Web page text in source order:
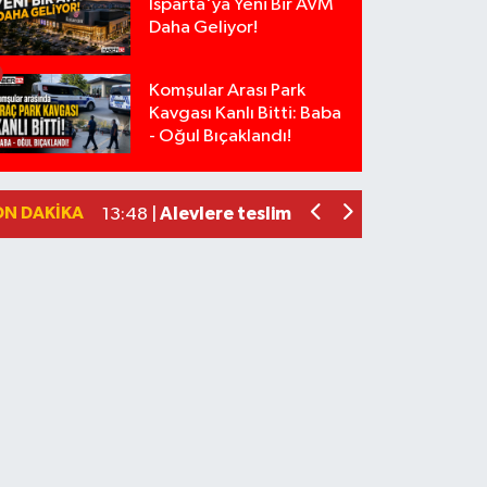
Isparta'ya Yeni Bir AVM
Daha Geliyor!
Komşular Arası Park
Kavgası Kanlı Bitti: Baba
- Oğul Bıçaklandı!
DAKIKA
19:36 |
Isparta’da Silah Operasyonu: 165
17:18 |
13:48 | Alevlere teslim olan gecekondu
13:46 |Yolcu Otobüsüyle Minibüsün